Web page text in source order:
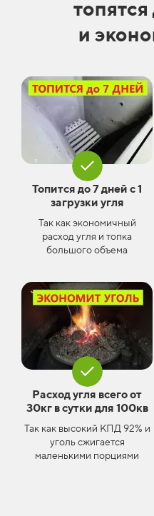
топятся
и
Топится до 7 дней с 1
загрузки угля
Так как экономичный
расход угля и топка
большого объема
Расход угля всего от
30кг в сутки для 100кв
Так как высокий КПД 92% и
уголь сжигается
маленькими порциями